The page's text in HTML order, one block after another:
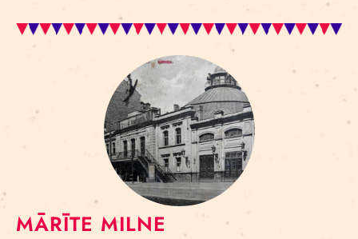
MĀRĪTE MILNE